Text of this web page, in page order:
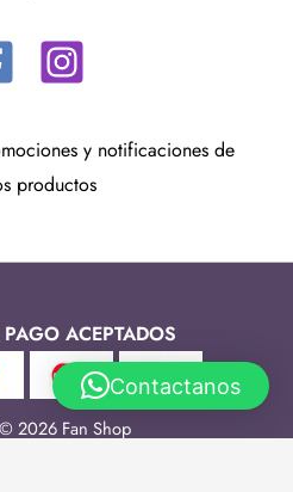
y notificaciones de
productos
ACEPTADOS
2026 Fan Shop
Contactanos